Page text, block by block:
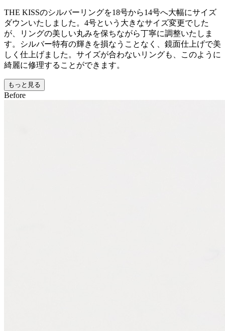
THE KISSのシルバーリングを18号から14号へ大幅にサイズ
ダウンいたしました。4号という大きなサイズ変更でした
が、リングの美しい丸みを保ちながら丁寧に調整いたしま
す。シルバー特有の輝きを損なうことなく、鏡面仕上げで美
しく仕上げました。サイズが合わないリングも、このように
綺麗に修理することができます。
もっと見る
Before